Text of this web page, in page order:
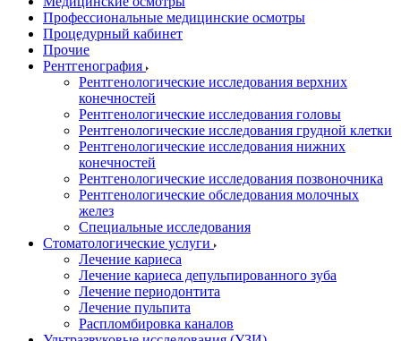
Профессиональные медицинские осмотры
Процедурный кабинет
Прочие
Рентгенография
Рентгенологические исследования верхних
конечностей
Рентгенологические исследования головы
Рентгенологические исследования грудной клетки
Рентгенологические исследования нижних
конечностей
Рентгенологические исследования позвоночника
Рентгенологические обследования молочных
желез
Специальные исследования
Стоматологические услуги
Лечение кариеса
Лечение кариеса депульпированного зуба
Лечение периодонтита
Лечение пульпита
Распломбировка каналов